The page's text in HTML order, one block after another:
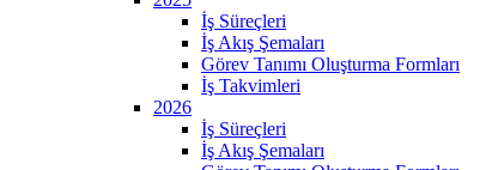
İş Süreçleri
İş Akış Şemaları
Görev Tanımı Oluşturma Formları
İş Takvimleri
2026
İş Süreçleri
İş Akış Şemaları